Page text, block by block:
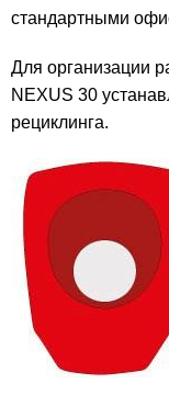
стандартными
Для организации
NEXUS 30
рециклинга.